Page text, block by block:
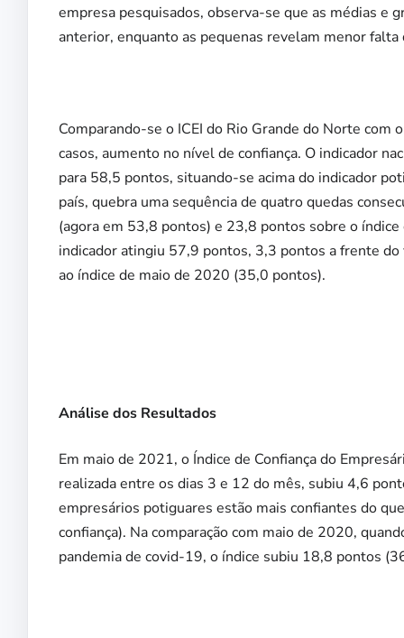
empresa pesquisados, observa-se que as médias e
anterior, enquanto as pequenas revelam menor falta
Comparando-se o ICEI do Rio Grande do Norte
casos, aumento no nível de confiança. O indicador
para 58,5 pontos, situando-se acima do indicador
país, quebra uma sequência de quatro quedas
(agora em 53,8 pontos) e 23,8 pontos sobre o
indicador atingiu 57,9 pontos, 3,3 pontos a frente
ao índice de maio de 2020 (35,0 pontos).
Análise dos Resultados
Em maio de 2021, o Índice de Confiança do
realizada entre os dias 3 e 12 do mês, subiu 4,6
empresários potiguares estão mais confiantes do
confiança). Na comparação com maio de 2020,
pandemia de covid-19, o índice subiu 18,8 pontos